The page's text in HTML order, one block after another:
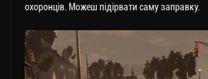
охоронців. Можеш підірвати саму заправку.